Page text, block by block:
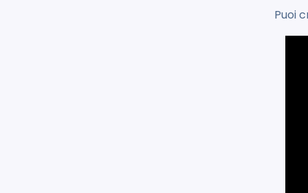
Puoi